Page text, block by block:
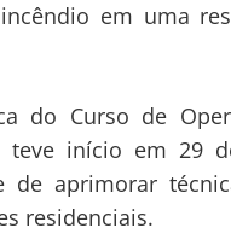
em uma
do Curso de
teve início em 29
de aprimorar
residenciais.